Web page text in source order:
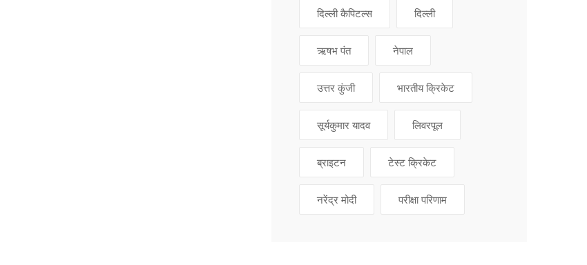
दिल्ली कैपिटल्स दिल्ली
ऋषभ पंत नेपाल
उत्तर कुंजी भारतीय क्रिकेट
सूर्यकुमार यादव लिवरपूल
ब्राइटन टेस्ट क्रिकेट
नरेंद्र मोदी परीक्षा परिणाम